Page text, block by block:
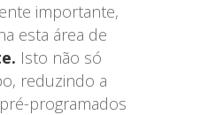
importante,
esta área de
Isto não só
reduzindo a
programados